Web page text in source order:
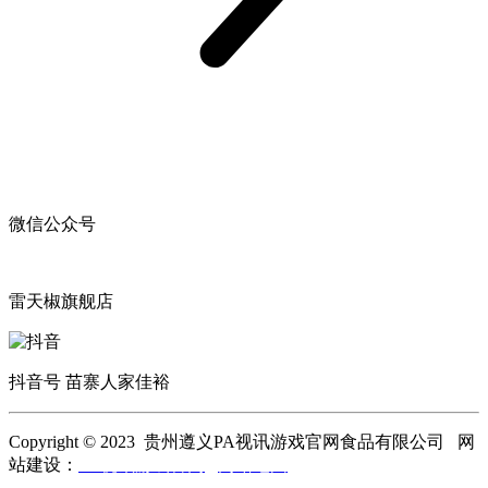
微信公众号
雷天椒旗舰店
抖音号 苗寨人家佳裕
Copyright © 2023 贵州遵义PA视讯游戏官网食品有限公司 网
站建设：